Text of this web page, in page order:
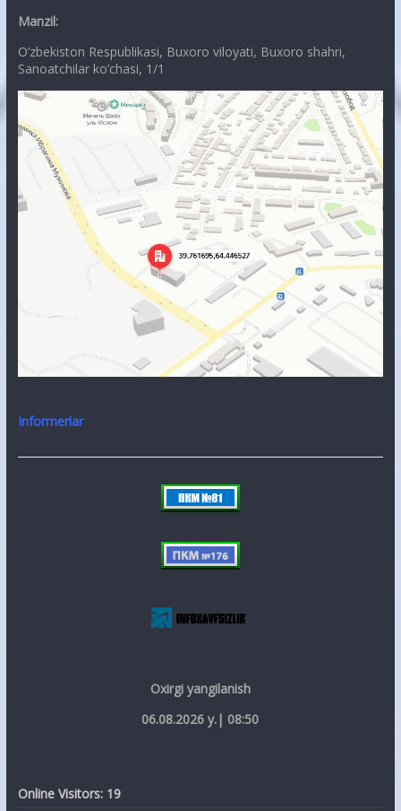
Manzil:
O’zbekiston Respublikasi, Buxoro viloyati, Buxoro shahri,
Sanoatchilar ko’chasi, 1/1
Informerlar
Oxirgi yangilanish
06.08.2026 y.| 08:50
Online Visitors: 19